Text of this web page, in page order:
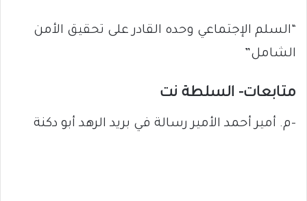
“السلم الإجتماعي وحده القادر على تحقيق الأمن
الشامل”
متابعات- السلطة نت
-م. أمير أحمد الأمير رسالة في بريد الرهد أبو دكنة